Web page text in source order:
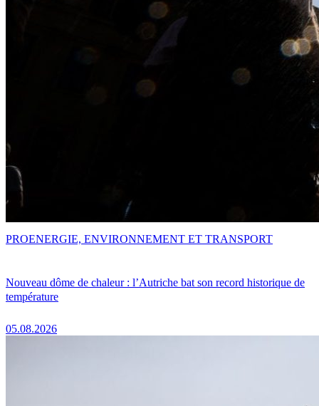
Nouveau dôme de chaleur : l’Autriche bat son record historique de
température
05.08.2026
PROENERGIE, ENVIRONNEMENT ET TRANSPORT